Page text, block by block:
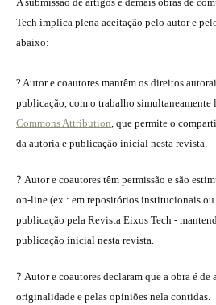
Tech implica plena aceitação pelo autor e
abaixo:
? Autor e coautores mantêm os direitos
publicação, com o trabalho simultaneamente
Commons Attribution , que permite o
da autoria e publicação inicial nesta revista.
? Autor e coautores têm permissão e são
on-line (ex.: em repositórios institucionais ou
publicação pela Revista Eixos Tech -
publicação inicial nesta revista.
? Autor e coautores declaram que a obra é
originalidade e pelas opiniões nela contidas.